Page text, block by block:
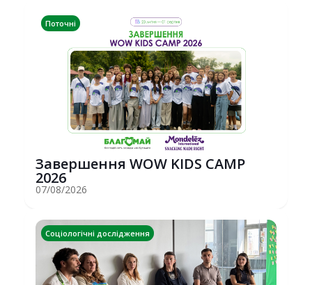
Поточні
Завершення WOW KIDS CAMP
2026
07/08/2026
Соціологічні дослідження